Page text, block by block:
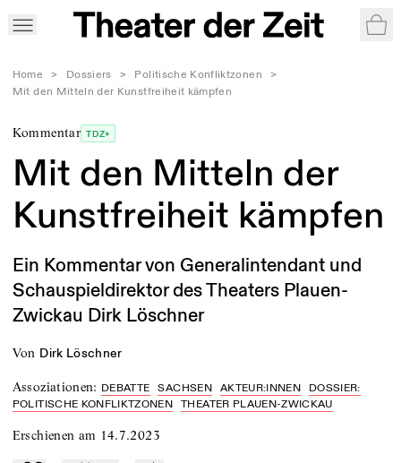
Home > Dossiers > Politische Konfliktzonen
>
Mit den Mitteln der Kunstfreiheit kämpfen
Kommentar TDZ+
Mit den Mitteln der
Kunstfreiheit kämpfen
Ein Kommentar von Generalintendant und
Schauspieldirektor des Theaters Plauen-
Zwickau Dirk Löschner
von Dirk Löschner
Assoziationen: DEBATTE SACHSEN AKTEUR:INNEN
DOSSIER:
POLITISCHE KONFLIKTZONEN
THEATER PLAUEN-ZWICKAU
Erschienen am 14.7.2023